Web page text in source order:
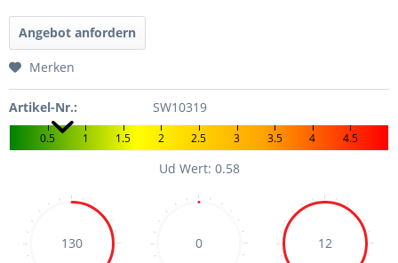
Angebot anfordern
Merken
Artikel-Nr.: SW10319
0.5 1 1.5 2 2.5 3 3.5 4 4.5
Ud Wert: 0.58
130 0 12